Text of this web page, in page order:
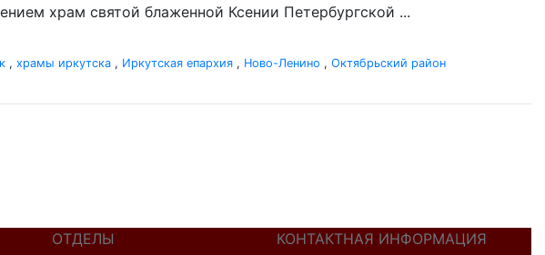
храм святой блаженной Ксении Петербургской ...
, храмы иркутска , Иркутская епархия , Ново-Ленино , Октябрьский район
ОТДЕЛЫ КОНТАКТНАЯ ИНФОРМАЦИЯ